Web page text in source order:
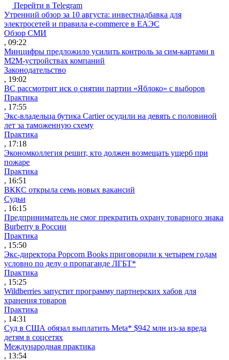
Перейти в Telegram
Утренний обзор за 10 августа: инвестнадбавка для
электросетей и правила e-commerce в ЕАЭС
Обзор СМИ
, 09:22
Минцифры предложило усилить контроль за сим-картами в
M2M-устройствах компаний
Законодательство
, 19:02
ВС рассмотрит иск о снятии партии «Яблоко» с выборов
Практика
, 17:55
Экс-владельца бутика Cartier осудили на девять с половиной
лет за таможенную схему
Практика
, 17:18
Экономколлегия решит, кто должен возмещать ущерб при
пожаре
Практика
, 16:51
ВККС открыла семь новых вакансий
Судьи
, 16:15
Предприниматель не смог прекратить охрану товарного знака
Burberry в России
Практика
, 15:50
Экс-директора Popcorn Books приговорили к четырем годам
условно по делу о пропаганде ЛГБТ*
Практика
, 15:25
Wildberries запустит программу партнерских хабов для
хранения товаров
Практика
, 14:31
Суд в США обязал выплатить Meta* $942 млн из-за вреда
детям в соцсетях
Международная практика
, 13:54